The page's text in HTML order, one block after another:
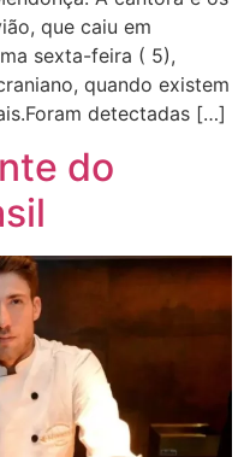
que caiu em
sexta-feira ( 5),
quando existem
detectadas […]
do